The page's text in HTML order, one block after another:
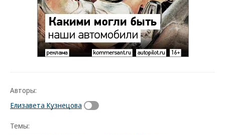
Авторы:
Елизавета Кузнецова
Темы: